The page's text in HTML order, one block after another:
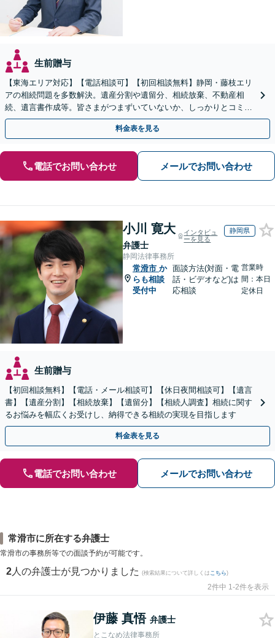
生前贈与
【東海エリア対応】【電話相談可】【初回相談無料】静岡・藤枝エリ
アの相続問題を多数解決。遺産分割や遺留分、相続放棄、不動産相
続、遺言書作成等。皆さまがつまずいていないか、しっかりとコミュ
ニケーションを取りながらお話を進めます【休日夜間相談可】
料金表を見る
電話でお問い合わせ メールでお問い合わせ
小川 寛大
弁護士
インタビュ
ーを見る
静岡県
静岡法律事務所
常滑市 か
らも相談
受付中
面談方法(対面・電
話・ビデオなど)は
応相談
営業時
間：本日
定休日
生前贈与
【初回相談無料】【電話・メール相談可】【休日夜間相談可】【遺言
書】【遺産分割】【相続放棄】【遺留分】【相続人調査】相続に関す
るお悩みを幅広くお受けし、納得できる相続の実現を目指します
料金表を見る
電話でお問い合わせ メールでお問い合わせ
常滑市に所在する弁護士
常滑市の事務所等での面談予約が可能です。
2 人の弁護士が見つかりました (検索結果について詳しくは こちら)
2件中 1-2件を表示
伊藤 真悟 弁護士
とこなめ法律事務所